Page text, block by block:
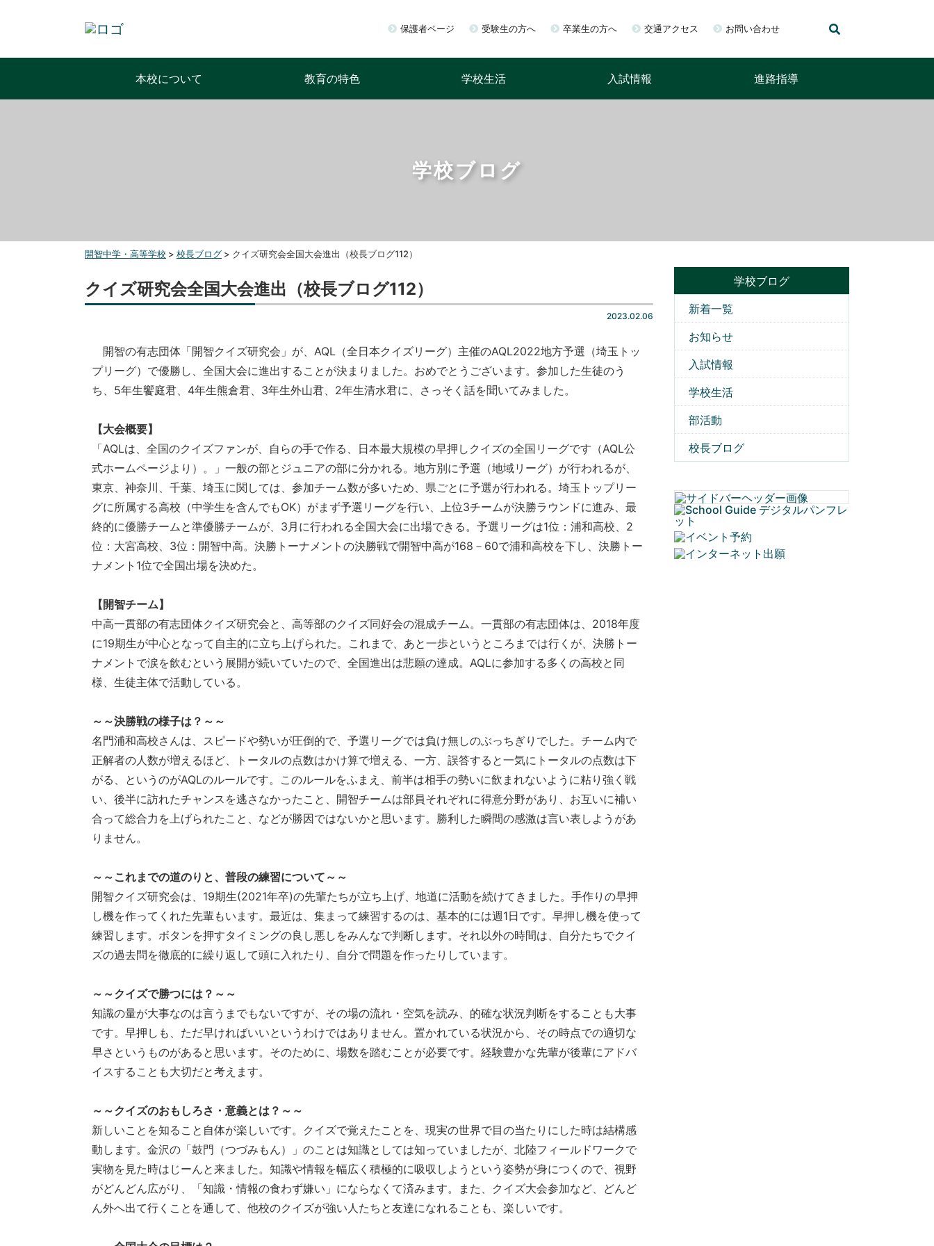
保護者ページ 受験生の方へ 卒業生の方へ 交通アクセス お問い合わせ
本校について 教育の特色 学校生活 入試情報 進路指導
学校ブログ
開智中学・高等学校 > 校長ブログ > クイズ研究会全国大会進出（校長ブログ112）
学校ブログ
新着一覧
お知らせ
入試情報
学校生活
部活動
校長ブログ
クイズ研究会全国大会進出（校長ブログ112）
2023.02.06
開智の有志団体「開智クイズ研究会」が、AQL（全日本クイズリーグ）主催のAQL2022地方予選（埼玉トッ
プリーグ）で優勝し、全国大会に進出することが決まりました。おめでとうございます。参加した生徒のう
ち、5年生饗庭君、4年生熊倉君、3年生外山君、2年生清水君に、さっそく話を聞いてみました。
【大会概要】
「AQLは、全国のクイズファンが、自らの手で作る、日本最大規模の早押しクイズの全国リーグです （AQL公
式ホームページより） 。」一般の部とジュニアの部に分かれる。地方別に予選（地域リーグ）が行われるが、
東京、神奈川、千葉、埼玉に関しては、参加チーム数が多いため、県ごとに予選が行われる。埼玉トップリー
グに所属する高校（中学生を含んでもOK）がまず予選リーグを行い、上位3チームが決勝ラウンドに進み、最
終的に優勝チームと準優勝チームが、3月に行われる全国大会に出場できる。予選リーグは1位：浦和高校、2
位：大宮高校、3位：開智中高。決勝トーナメントの決勝戦で開智中高が168－60で浦和高校を下し、決勝トー
ナメント1位で全国出場を決めた。
【開智チーム】
中高一貫部の有志団体クイズ研究会と、高等部のクイズ同好会の混成チーム。一貫部の有志団体は、2018年度
に19期生が中心となって自主的に立ち上げられた。これまで、あと一歩というところまでは行くが、決勝トー
ナメントで涙を飲むという展開が続いていたので、全国進出は悲願の達成。AQLに参加する多くの高校と同
様、生徒主体で活動している。
～～決勝戦の様子は？～～
名門浦和高校さんは、スピードや勢いが圧倒的で、予選リーグでは負け無しのぶっちぎりでした。チーム内で
正解者の人数が増えるほど、トータルの点数はかけ算で増える、一方、誤答すると一気にトータルの点数は下
がる、というのがAQLのルールです。このルールをふまえ、前半は相手の勢いに飲まれないように粘り強く戦
い、後半に訪れたチャンスを逃さなかったこと、開智チームは部員それぞれに得意分野があり、お互いに補い
合って総合力を上げられたこと、などが勝因ではないかと思います。勝利した瞬間の感激は言い表しようがあ
りません。
～～これまでの道のりと、普段の練習について～～
開智クイズ研究会は、19期生(2021年卒)の先輩たちが立ち上げ、地道に活動を続けてきました。手作りの早押
し機を作ってくれた先輩もいます。最近は、集まって練習するのは、基本的には週1日です。早押し機を使って
練習します。ボタンを押すタイミングの良し悪しをみんなで判断します。それ以外の時間は、自分たちでクイ
ズの過去問を徹底的に繰り返して頭に入れたり、自分で問題を作ったりしています。
～～クイズで勝つには？～～
知識の量が大事なのは言うまでもないですが、その場の流れ・空気を読み、的確な状況判断をすることも大事
です。早押しも、ただ早ければいいというわけではありません。置かれている状況から、その時点での適切な
早さというものがあると思います。そのために、場数を踏むことが必要です。経験豊かな先輩が後輩にアドバ
イスすることも大切だと考えます。
～～クイズのおもしろさ・意義とは？～～
新しいことを知ること自体が楽しいです。クイズで覚えたことを、現実の世界で目の当たりにした時は結構感
動します。金沢の「鼓門（つづみもん）」のことは知識としては知っていましたが、北陸フィールドワークで
実物を見た時はじーんと来ました。知識や情報を幅広く積極的に吸収しようという姿勢が身につくので、視野
がどんどん広がり、「知識・情報の食わず嫌い」にならなくて済みます。また、クイズ大会参加など、どんど
ん外へ出て行くことを通して、他校のクイズが強い人たちと友達になれることも、楽しいです。